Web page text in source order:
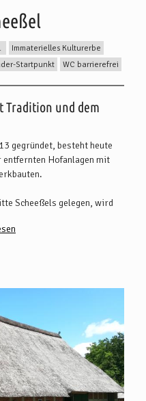
Immaterielles Kulturerbe
Startpunkt WC barrierefrei
Tradition und dem
gegründet, besteht heute
entfernten Hofanlagen mit
Scheeßels gelegen, wird
informiert eine
durch Scheeßel führt. Im
eröffneten Galerie,
zu sehen.
ca. 300 m Entfernung, wird
des 19. Jahrhunderts
in seiner Vielfalt ein
Leben längst
können benutzt und